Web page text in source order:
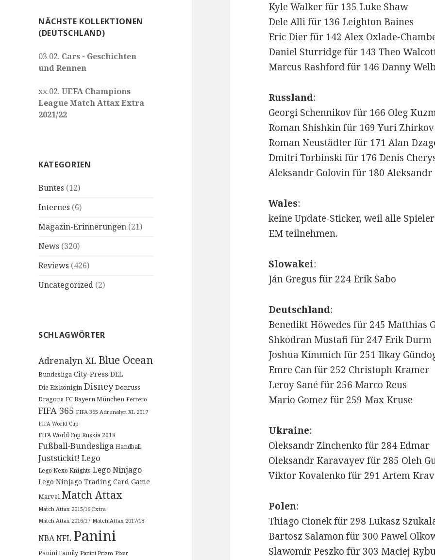
NÄCHSTE KOLLEKTIONEN
(DEUTSCHLAND)
03.02. Cars - Geschichten
und Rennen
xx.02.UEFA Champions
League Match Attax Extra
2021/22
KATEGORIEN
Buntes (12)
Internes (6)
Magazin-Erinnerungen (21)
News (320)
Reviews (426)
Uncategorized (2)
SCHLAGWÖRTER
Adrenalyn XL Blue Ocean
Bundesliga City-Press DEL
Die Eiskönigin Disney Donruss
Dragons FC Bayern München Ferrero
FIFA 365 FIFA 365 Adrenalyn XL 2017
FIFA World Cup
FIFA World Cup Russia 2018
Fußball-Bundesliga Handball
Juststickit! Lego
Lego Nexo Knights Lego Ninjago
Lego Ninjago Trading Card Game
Marvel Match Attax
Match Attax 2015/16 Extra
Match Attax 2016/17 Match Attax 2017/18
NBANFL Panini
Panini Family Panini Prizm Pixar
Kyle Walker für 135 Luke Shaw
Dele Alli für 136 Leighton Baines
Eric Dier für 142 Alex Oxlade-
Daniel Sturridge für 143 Theo
Marcus Rashford für 146 Danny
Russland:
Georgi Schennikov für 166 Oleg
Roman Shishkin für 169 Yuri Zhirkov
Roman Neustädter für 171 Alan
Dmitri Torbinski für 176 Denis
Aleksandr Golovin für 180
Wales:
keine Update-Sticker, weil alle
EM teilnehmen.
Slowakei:
Ján Gregus für 224 Erik Sabo
Deutschland:
Benedikt Höwedes für 245 Matthias
Shkodran Mustafi für 247 Erik Durm
Joshua Kimmich für 251 Ilkay
Emre Can für 252 Christoph Kramer
Leroy Sané für 256 Marco Reus
Mario Gomez für 259 Max Kruse
Ukraine:
Oleksandr Zinchenko für 284 Edmar
Oleksandr Karavayev für 285 Oleh
Viktor Kovalenko für 291 Artem
Polen:
Thiago Cionek für 298 Lukasz
Bartosz Salamon für 300 Pawel
Slawomir Peszko für 303 Maciej